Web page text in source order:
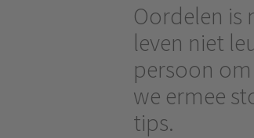
Oordelen is
leven niet
persoon
we ermee
tips.